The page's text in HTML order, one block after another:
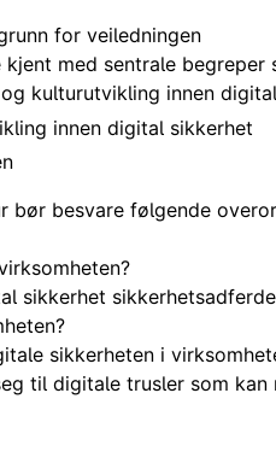
for veiledningen
med sentrale begreper
kulturutvikling innen
innen digital sikkerhet
bør besvare følgende
sikkerhet
sikkerheten i
til digitale trusler som kan